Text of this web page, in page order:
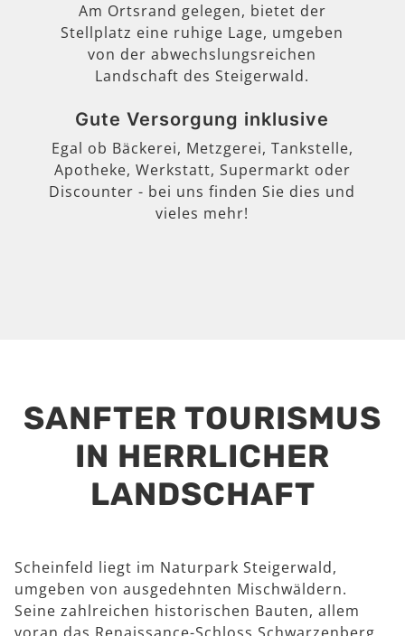
Am Ortsrand gelegen, bietet der
Stellplatz eine ruhige Lage, umgeben
von der abwechslungsreichen
Landschaft des Steigerwald.
Gute Versorgung inklusive
Egal ob Bäckerei, Metzgerei, Tankstelle,
Apotheke, Werkstatt, Supermarkt oder
Discounter - bei uns finden Sie dies und
vieles mehr!
SANFTER TOURISMUS
IN HERRLICHER
LANDSCHAFT
Scheinfeld liegt im Naturpark Steigerwald,
umgeben von ausgedehnten Mischwäldern.
Seine zahlreichen historischen Bauten, allem